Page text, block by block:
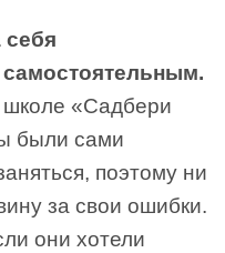
себя
самостоятельным.
школе «Садбери
были сами
поэтому ни
за свои ошибки.
они хотели